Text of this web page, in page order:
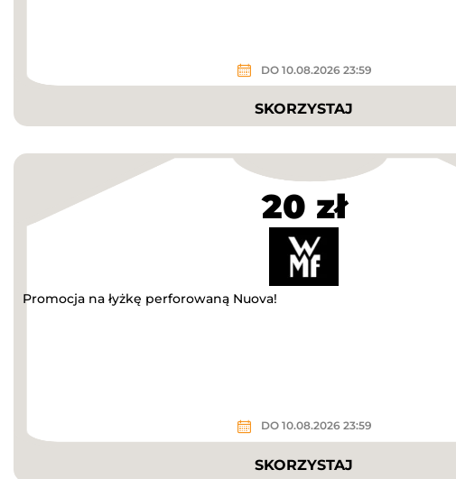
DO 10.08.2026 23:59
SKORZYSTAJ
20 zł
Promocja na łyżkę perforowaną Nuova!
DO 10.08.2026 23:59
SKORZYSTAJ